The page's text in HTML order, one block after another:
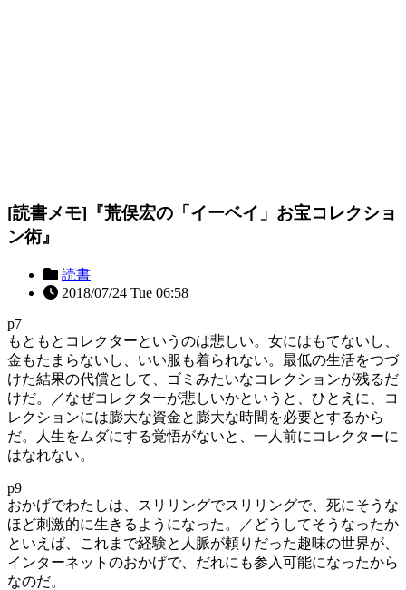
[読書メモ]『荒俣宏の「イーベイ」お宝コレクショ
ン術』
読書
2018/07/24 Tue 06:58
p7
もともとコレクターというのは悲しい。女にはもてないし、
金もたまらないし、いい服も着られない。最低の生活をつづ
けた結果の代償として、ゴミみたいなコレクションが残るだ
けだ。／なぜコレクターが悲しいかというと、ひとえに、コ
レクションには膨大な資金と膨大な時間を必要とするから
だ。人生をムダにする覚悟がないと、一人前にコレクターに
はなれない。
p9
おかげでわたしは、スリリングでスリリングで、死にそうな
ほど刺激的に生きるようになった。／どうしてそうなったか
といえば、これまで経験と人脈が頼りだった趣味の世界が、
インターネットのおかげで、だれにも参入可能になったから
なのだ。